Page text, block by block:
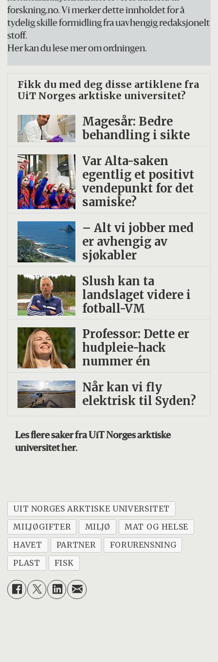
forskning.no. Vi merker dette innholdet for å
tydelig skille formidling fra uavhengig redaksjonelt
stoff.
Her kan du lese mer om ordningen.
Fikk du med deg disse artiklene fra
UiT Norges arktiske universitet?
Magesår: Bedre
behandling i sikte
Var Alta-saken
egentlig et positivt
vendepunkt for det
samiske?
– Alt vi jobber med
er avhengig av
sjøkabler
Slush kan ta
landslaget videre i
fotball-VM
Professor: Dette er
hudpleie-hack
nummer én
Når kan vi fly
elektrisk til Syden?
Les flere saker fra UiT Norges arktiske
universitet her.
UIT NORGES ARKTISKE UNIVERSITET
MILJØGIFTER
MILJØ
MAT OG HELSE
HAVET
PARTNER
FORURENSNING
PLAST
FISK